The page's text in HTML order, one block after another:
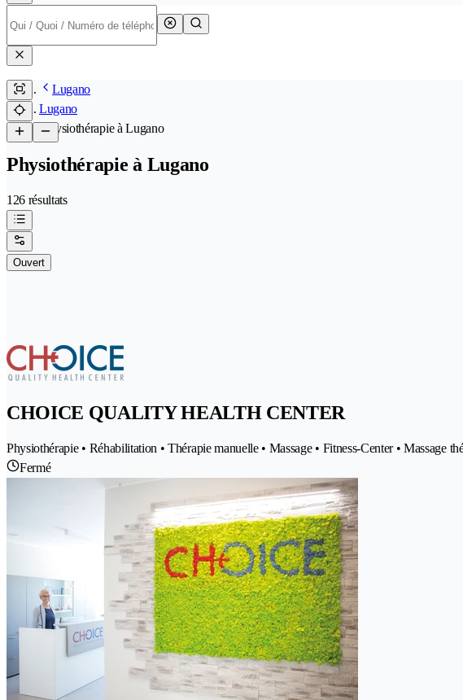
Lugano
Lugano
/Physiothérapie à Lugano
Physiothérapie à Lugano
126 résultats
Ouvert
CHOICE QUALITY HEALTH CENTER
Physiothérapie • Réhabilitation • Thérapie manuelle • Massage • Fitness-Center • Massage
Fermé